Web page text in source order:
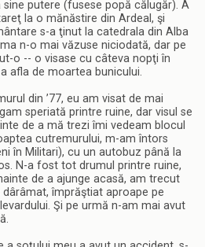
sine putere (fusese popă călugăr). A
la o mănăstire din Ardeal, şi
s-a ţinut la catedrala din Alba
n-o mai văzuse niciodată, dar pe
o -- o visase cu câteva nopţi în
afla de moartea bunicului.
din ’77, eu am visat de mai
speriată printre ruine, dar visul se
de a mă trezi îmi vedeam blocul
cutremurului, m-am întors
în Militari), cu un autobuz până la
N-a fost tot drumul printre ruine,
de a ajunge acasă, am trecut
împrăştiat aproape pe
Şi pe urmă n-am mai avut